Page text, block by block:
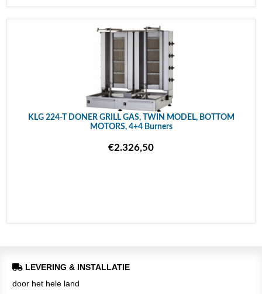
KLG 224-T DONER GRILL GAS, TWIN MODEL, BOTTOM
MOTORS, 4+4 Burners
€2.326,50
LEVERING & INSTALLATIE
door het hele land